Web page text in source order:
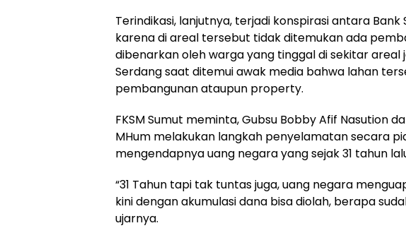
Terindikasi, lanjutnya, terjadi konspirasi antara
karena di areal tersebut tidak ditemukan ada
dibenarkan oleh warga yang tinggal di sekitar areal
Serdang saat ditemui awak media bahwa lahan
pembangunan ataupun property.
FKSM Sumut meminta, Gubsu Bobby Afif Nasution
MHum melakukan langkah penyelamatan secara
mengendapnya uang negara yang sejak 31 tahun
“31 Tahun tapi tak tuntas juga, uang negara
kini dengan akumulasi dana bisa diolah, berapa
ujarnya.